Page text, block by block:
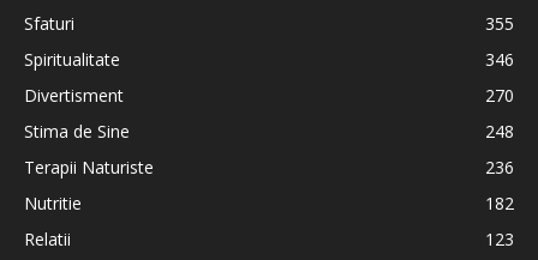
Sfaturi
355
Spiritualitate
346
Divertisment
270
Stima de Sine
248
Terapii Naturiste
236
Nutritie
182
Relatii
123